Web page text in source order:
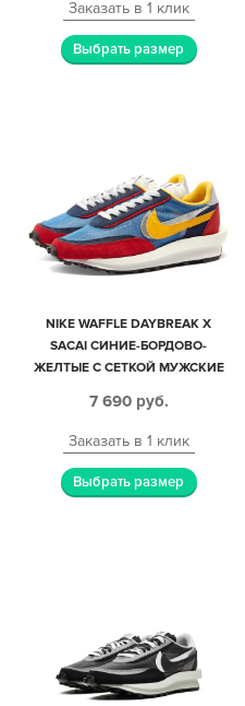
Заказать в 1 клик
Выбрать размер
NIKE WAFFLE DAYBREAK X
SACAI СИНИЕ-БОРДОВО-
ЖЕЛТЫЕ С СЕТКОЙ МУЖСКИЕ
7 690 руб.
Заказать в 1 клик
Выбрать размер